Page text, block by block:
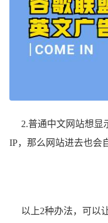
2.普通中文网站想显
IP，那么网站进去也会
以上2种办法，可以